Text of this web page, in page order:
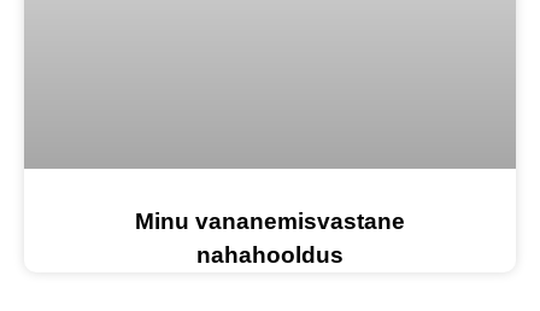
Minu vananemisvastane
nahahooldus